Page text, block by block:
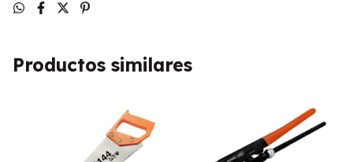
Productos similares